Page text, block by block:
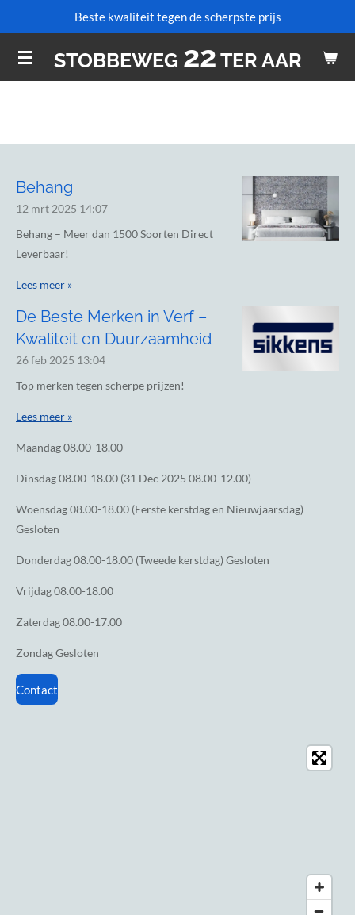
naar
de
STOBBEWEG 22 TER AAR
Beste kwaliteit tegen de scherpste prijs
Behang
12 mrt 2025 14:07
Behang – Meer dan 1500 Soorten Direct
Leverbaar!
Lees meer »
De Beste Merken in Verf –
Kwaliteit en Duurzaamheid
26 feb 2025 13:04
Top merken tegen scherpe prijzen!
Lees meer »
Maandag08.00-18.00
Dinsdag08.00-18.00 (31 Dec 2025 08.00-12.00)
Woensdag08.00-18.00 (Eerste kerstdag en Nieuwjaarsdag)
Gesloten
Donderdag08.00-18.00 (Tweede kerstdag) Gesloten
Vrijdag08.00-18.00
Zaterdag08.00-17.00
ZondagGesloten
Contact